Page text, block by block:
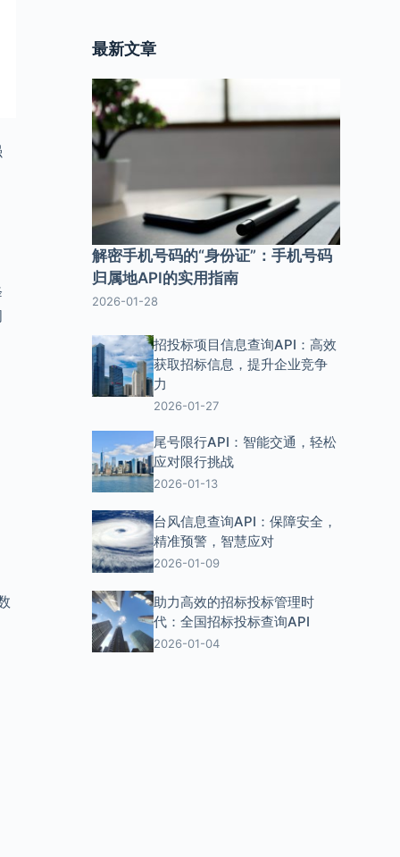
最新文章
解密手机号码的“身份证”：手机号码
归属地API的实用指南
2026-01-28
招投标项目信息查询API：高效
获取招标信息，提升企业竞争
力
2026-01-27
尾号限行API：智能交通，轻松
应对限行挑战
2026-01-13
台风信息查询API：保障安全，
精准预警，智慧应对
2026-01-09
助力高效的招标投标管理时
代：全国招标投标查询API
2026-01-04